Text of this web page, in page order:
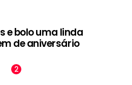
e bolo uma linda
de aniversário